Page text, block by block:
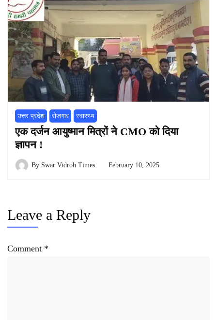
उत्तर प्रदेश रोजगार स्वास्थ्य
एक दर्जन आयुष्मान मित्रों ने CMO को दिया
ज्ञापन !
By Swar Vidroh Times February 10, 2025
Leave a Reply
Comment *